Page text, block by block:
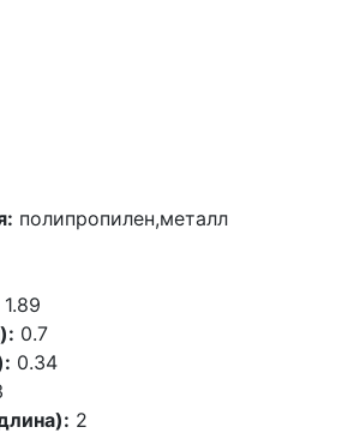
полипропилен,металл
1.89
0.7
0.34
2